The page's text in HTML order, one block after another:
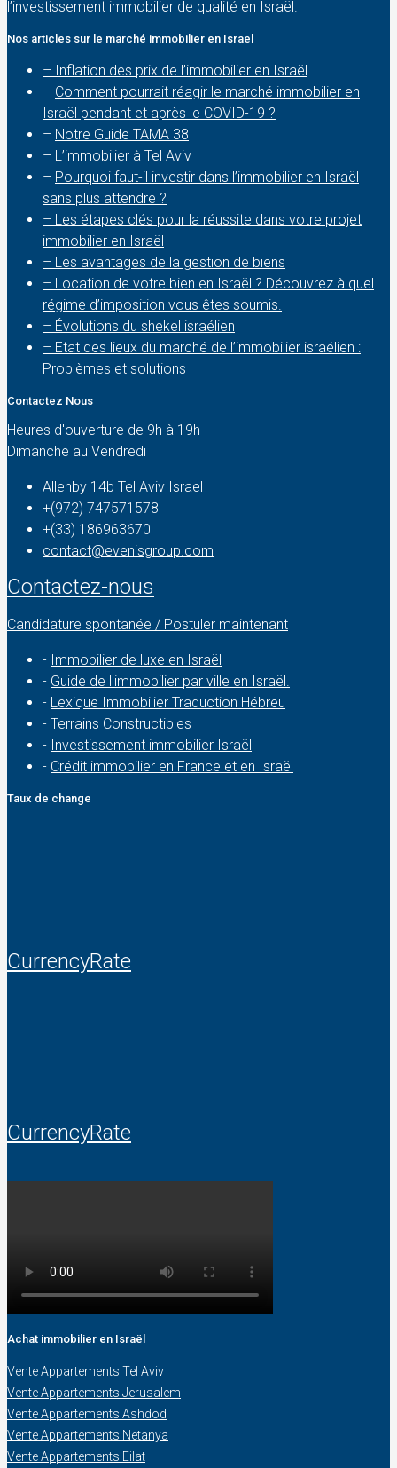
l’investissement immobilier de qualité en Israël.
Nos articles sur le marché immobilier en Israel
– Inflation des prix de l’immobilier en Israël
– Comment pourrait réagir le marché immobilier en
Israël pendant et après le COVID-19 ?
– Notre Guide TAMA 38
– L’immobilier à Tel Aviv
– Pourquoi faut-il investir dans l’immobilier en Israël
sans plus attendre ?
– Les étapes clés pour la réussite dans votre projet
immobilier en Israël
– Les avantages de la gestion de biens
– Location de votre bien en Israël ? Découvrez à quel
régime d’imposition vous êtes soumis.
– Évolutions du shekel israélien
– Etat des lieux du marché de l’immobilier israélien :
Problèmes et solutions
Contactez Nous
Heures d'ouverture de 9h à 19h
Dimanche au Vendredi
Allenby 14b Tel Aviv Israel
+(972) 747571578
+(33) 186963670
contact@evenisgroup.com
Contactez-nous
Candidature spontanée / Postuler maintenant
- Immobilier de luxe en Israël
- Guide de l'immobilier par ville en Israël.
- Lexique Immobilier Traduction Hébreu
- Terrains Constructibles
- Investissement immobilier Israël
- Crédit immobilier en France et en Israël
Taux de change
CurrencyRate
CurrencyRate
Achat immobilier en Israël
Vente Appartements Tel Aviv
Vente Appartements Jerusalem
Vente Appartements Ashdod
Vente Appartements Netanya
Vente Appartements Eilat